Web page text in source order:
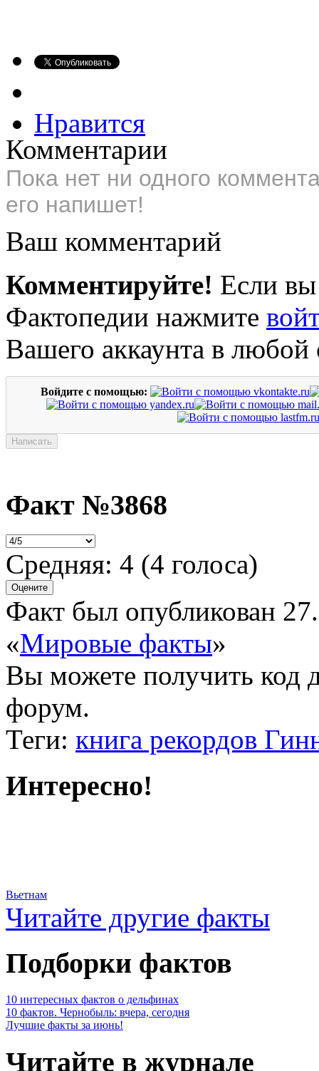
Нравится
Комментарии
Пока нет ни одного
его напишет!
Ваш комментарий
Комментируйте! Если вы
Фактопедии нажмите
Вашего аккаунта в любой
Войдите с помощью:
Факт №3868
Средняя: 4 (4 голоса)
Факт был опубликован
«Мировые факты»
Вы можете получить код
форум.
Теги: книга рекордов
Интересно!
Вьетнам
Читайте другие факты
Подборки фактов
10 интересных фактов о дельфинах
10 фактов. Чернобыль: вчера, сегодня
Лучшие факты за июнь!
Читайте в журнале